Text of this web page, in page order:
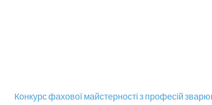
Конкурс фахової майстерності з професій